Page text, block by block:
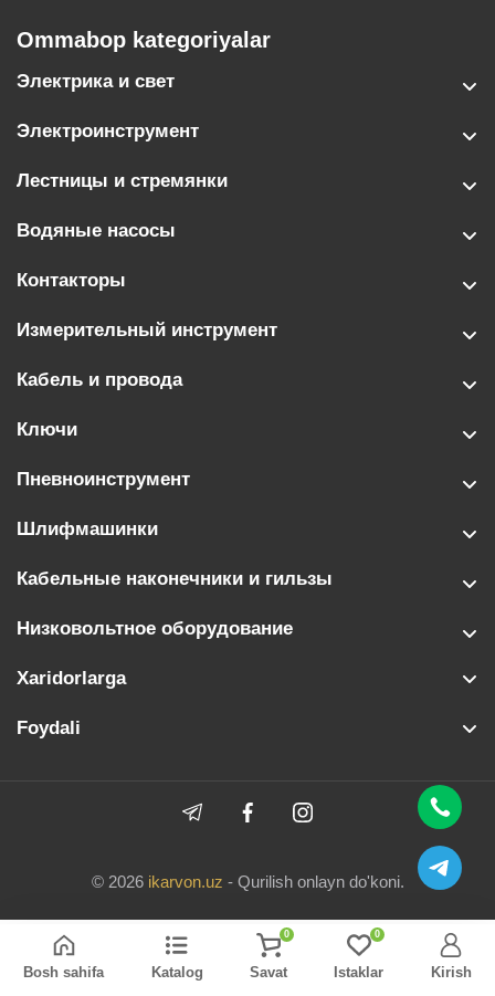
Ommabop kategoriyalar
Электрика и свет
Электроинструмент
Лестницы и стремянки
Водяные насосы
Контакторы
Измерительный инструмент
Кабель и провода
Ключи
Пневноинструмент
Шлифмашинки
Кабельные наконечники и гильзы
Низковольтное оборудование
Xaridorlarga
Foydali
© 2026 ikarvon.uz - Qurilish onlayn do'koni.
Bosh sahifa Katalog
0
Savat
0
Istaklar Kirish